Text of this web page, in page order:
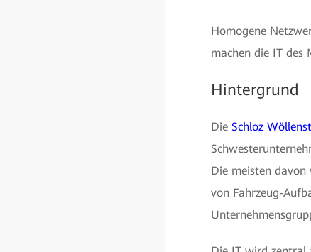
Homogene
machen die IT des
Hintergrund
Die Schloz
Die meisten davon
von Fahrzeug-